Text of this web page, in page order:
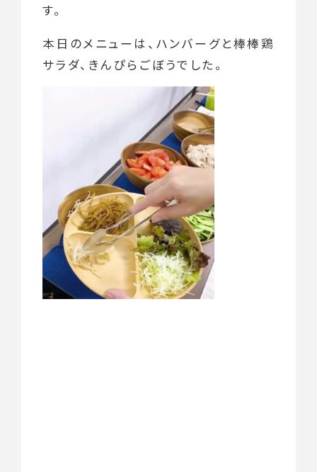
す。
本日のメニューは、ハンバーグと棒棒鶏
サラダ、きんぴらごぼうでした。